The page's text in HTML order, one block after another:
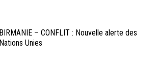
BIRMANIE – CONFLIT : Nouvelle alerte des
Nations Unies